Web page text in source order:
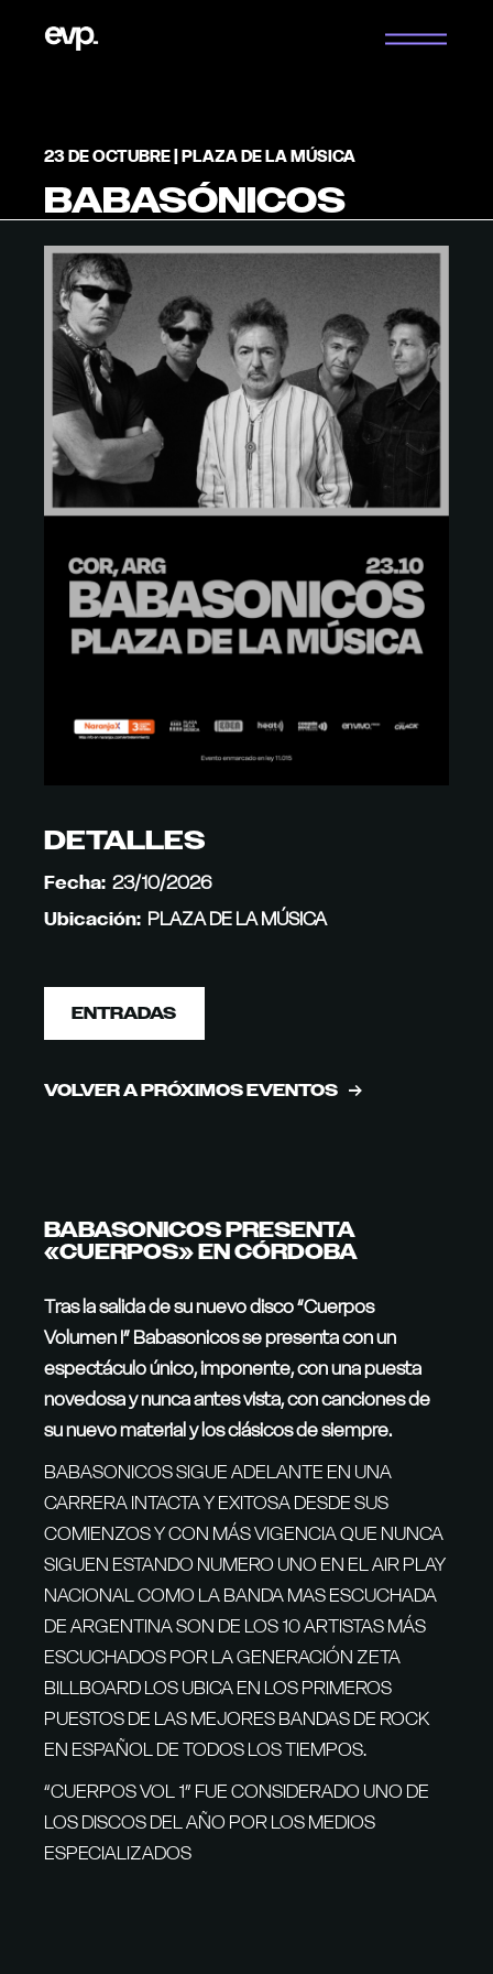
contenido
23 DE OCTUBRE | PLAZA DE LA MÚSICA
BABASÓNICOS
DETALLES
Fecha: 23/10/2026
Ubicación: PLAZA DE LA MÚSICA
ENTRADAS
VOLVER A PRÓXIMOS EVENTOS
BABASONICOS PRESENTA
«CUERPOS» EN CÓRDOBA
Tras la salida de su nuevo disco “Cuerpos
Volumen I” Babasonicos se presenta con un
espectáculo único, imponente, con una puesta
novedosa y nunca antes vista, con canciones de
su nuevo material y los clásicos de siempre.
BABASONICOS SIGUE ADELANTE EN UNA
CARRERA INTACTA Y EXITOSA DESDE SUS
COMIENZOS Y CON MÁS VIGENCIA QUE NUNCA
SIGUEN ESTANDO NUMERO UNO EN EL AIR PLAY
NACIONAL COMO LA BANDA MAS ESCUCHADA
DE ARGENTINA SON DE LOS 10 ARTISTAS MÁS
ESCUCHADOS POR LA GENERACIÓN ZETA
BILLBOARD LOS UBICA EN LOS PRIMEROS
PUESTOS DE LAS MEJORES BANDAS DE ROCK
EN ESPAÑOL DE TODOS LOS TIEMPOS.
“CUERPOS VOL 1” FUE CONSIDERADO UNO DE
LOS DISCOS DEL AÑO POR LOS MEDIOS
ESPECIALIZADOS